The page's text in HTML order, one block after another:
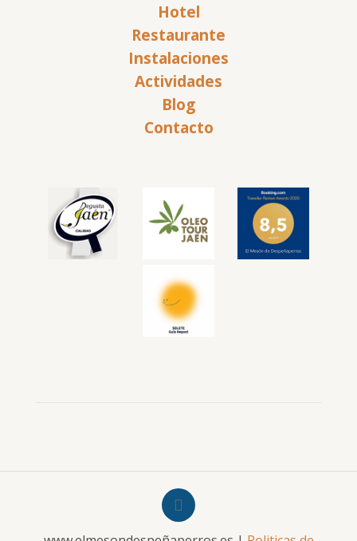
Hotel
Restaurante
Instalaciones
Actividades
Blog
Contacto